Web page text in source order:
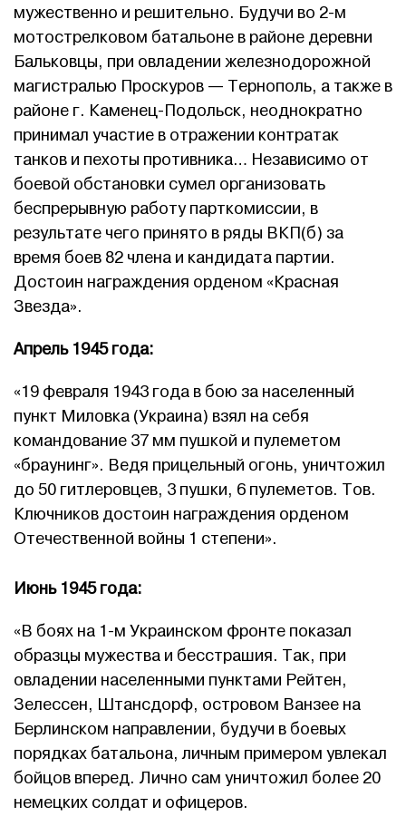
мужественно и решительно. Будучи во 2-м
мотострелковом батальоне в районе деревни
Бальковцы, при овладении железнодорожной
магистралью Проскуров — Тернополь, а также в
районе г. Каменец-Подольск, неоднократно
принимал участие в отражении контратак
танков и пехоты противника… Независимо от
боевой обстановки сумел организовать
беспрерывную работу парткомиссии, в
результате чего принято в ряды ВКП(б) за
время боев 82 члена и кандидата партии.
Достоин награждения орденом «Красная
Звезда».
Апрель 1945 года:
«19 февраля 1943 года в бою за населенный
пункт Миловка (Украина) взял на себя
командование 37 мм пушкой и пулеметом
«браунинг». Ведя прицельный огонь, уничтожил
до 50 гитлеровцев, 3 пушки, 6 пулеметов. Тов.
Ключников достоин награждения орденом
Отечественной войны 1 степени».
Июнь 1945 года:
«В боях на 1-м Украинском фронте показал
образцы мужества и бесстрашия. Так, при
овладении населенными пунктами Рейтен,
Зелессен, Штансдорф, островом Ванзее на
Берлинском направлении, будучи в боевых
порядках батальона, личным примером увлекал
бойцов вперед. Лично сам уничтожил более 20
немецких солдат и офицеров.